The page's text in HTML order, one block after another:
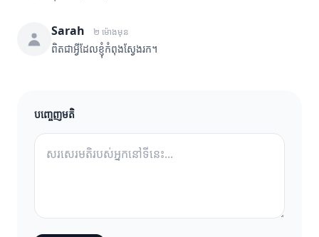
Sarah ២ ម៉ោងមុន
ពិតជាអ្វីដែលខ្ញុំកំពុងស្វែងរក។
បញ្ចេញមតិ